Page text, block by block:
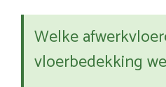
Welke
vloerbedekking